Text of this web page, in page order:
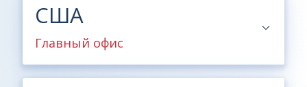
США
Главный офис